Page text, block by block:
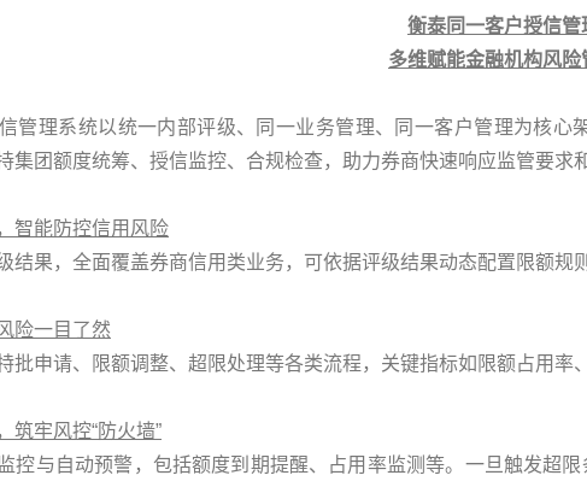
衡泰同一客户授信管
多维赋能金融机构风险
管理系统以统一内部评级、同一业务管理、同一客户管理为核
集团额度统筹、授信监控、合规检查，助力券商快速响应监管要求
智能防控信用风险
结果，全面覆盖券商信用类业务，可依据评级结果动态配置限额规
险一目了然
批申请、限额调整、超限处理等各类流程，关键指标如限额占用率
筑牢风控“防火墙”
控与自动预警，包括额度到期提醒、占用率监测等。一旦触发超